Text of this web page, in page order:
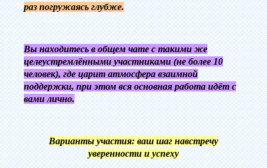
раз погружаясь глубже.
Вы находитесь в общем чате с такими же
целеустремлёнными участниками (не более 10
человек), где царит атмосфера взаимной
поддержки, при этом вся основная работа идёт с
вами лично.
‎Варианты участия: ваш шаг навстречу
уверенности и успеху